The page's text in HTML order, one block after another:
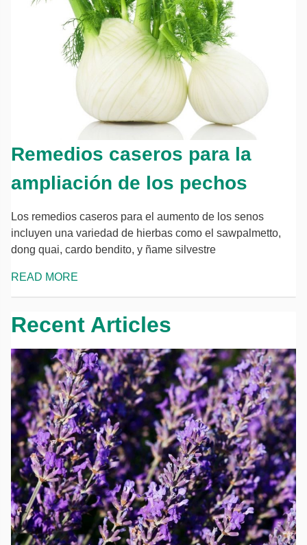
Remedios caseros para la
ampliación de los pechos
Los remedios caseros para el aumento de los senos
incluyen una variedad de hierbas como el sawpalmetto,
dong quai, cardo bendito, y ñame silvestre
READ MORE
Recent Articles